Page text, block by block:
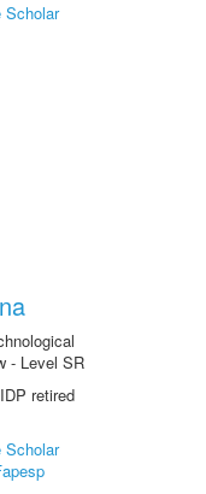
Scholar
- Level SR
retired
Scholar